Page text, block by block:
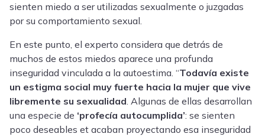
sienten miedo a ser utilizadas sexualmente o juzgadas
por su comportamiento sexual.
En este punto, el experto considera que detrás de
muchos de estos miedos aparece una profunda
inseguridad vinculada a la autoestima. “Todavía existe
un estigma social muy fuerte hacia la mujer que vive
libremente su sexualidad. Algunas de ellas desarrollan
una especie de ‘profecía autocumplida’: se sienten
poco deseables et acaban proyectando esa inseguridad